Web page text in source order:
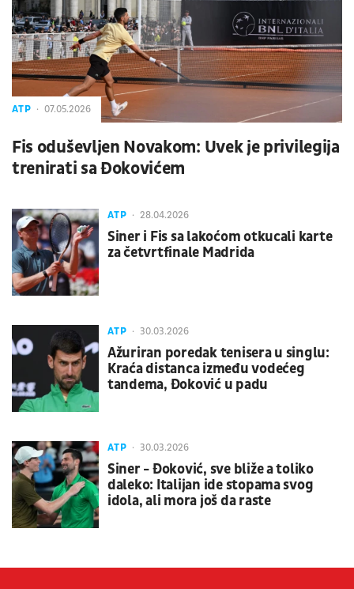
ATP 07.05.2026
Fis oduševljen Novakom: Uvek je privilegija
trenirati sa Đokovićem
ATP 28.04.2026
Siner i Fis sa lakoćom otkucali karte
za četvrtfinale Madrida
ATP 30.03.2026
Ažuriran poredak tenisera u singlu:
Kraća distanca između vodećeg
tandema, Đoković u padu
ATP 30.03.2026
Siner - Đoković, sve bliže a toliko
daleko: Italijan ide stopama svog
idola, ali mora još da raste